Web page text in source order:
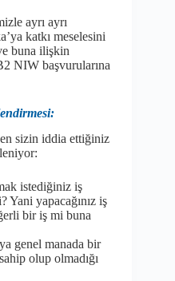
ayrı ayrı
katkı meselesini
buna ilişkin
NIW başvurularına
sizin iddia ettiğiniz
istediğiniz iş
Yani yapacağınız iş
bir iş mi buna
genel manada bir
olup olmadığı